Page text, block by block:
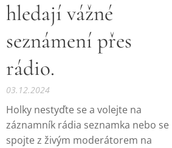
hledají vážné
seznámení přes
rádio.
03.12.2024
Holky nestyďte se a volejte na
záznamník rádia seznamka nebo se
spojte z živým moderátorem na